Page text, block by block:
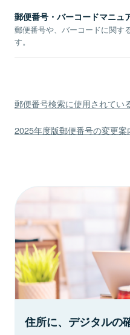
郵便番号・バーコードマニュ
郵便番号や、バーコードに関す
す。
郵便番号検索に使用されてい
2025年度版郵便番号の変更案
住所に、デジタルの